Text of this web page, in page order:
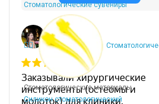
Стоматологические сувениры
Стоматологические материалы
Силикон стоматологический